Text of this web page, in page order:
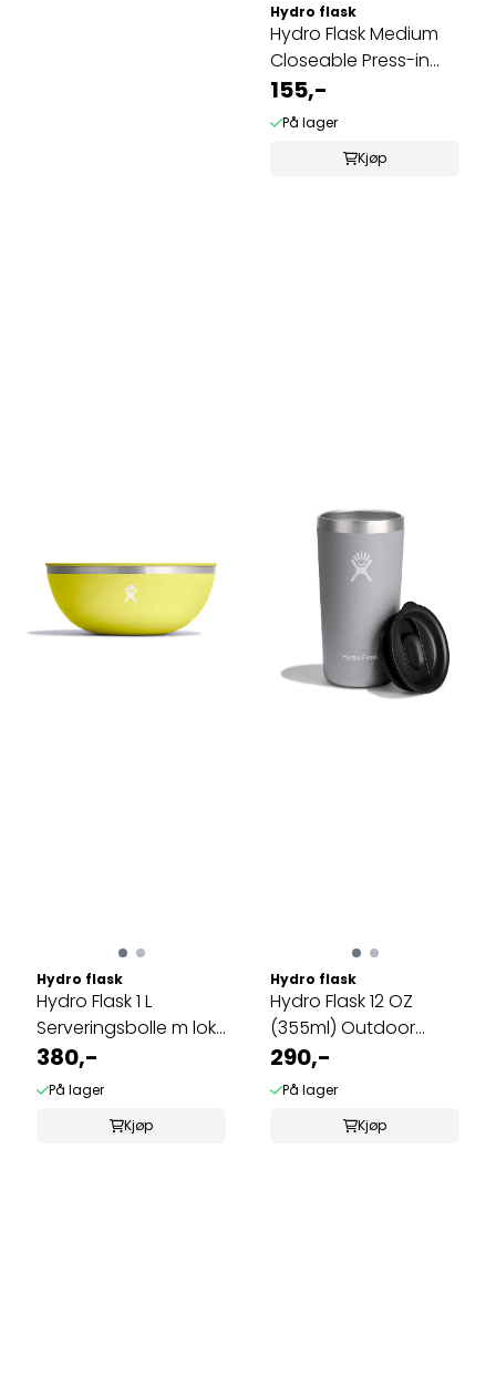
Hydro flask
Hydro Flask Medium
Closeable Press-in
Lokk Svart
155,-
På lager
Kjøp
Hydro flask
Hydro Flask 1 L
Serveringsbolle m lokk
Cactus
380,-
På lager
Kjøp
Hydro flask
Hydro Flask 12 OZ
(355ml) Outdoor
Tumbler Birch
290,-
På lager
Kjøp